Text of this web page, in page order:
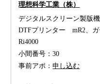
理想科学工業（株）
デジタルスクリーン製版
DTFプリンター mR2、
Ri4000
小間番号：30
事前アポ：申し込む